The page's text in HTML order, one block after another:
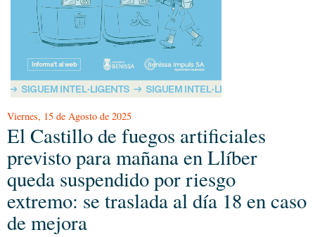
Viernes, 15 de Agosto de 2025
El Castillo de fuegos artificiales
previsto para mañana en Llíber
queda suspendido por riesgo
extremo: se traslada al día 18 en caso
de mejora